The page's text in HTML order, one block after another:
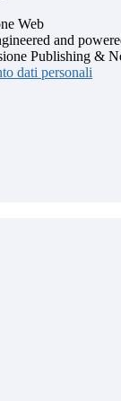
and
Publishing &
dati personali